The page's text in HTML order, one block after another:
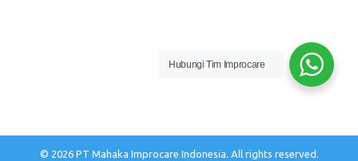
© 2026 PT Mahaka Improcare Indonesia. All rights reserved.
Hubungi Tim Improcare